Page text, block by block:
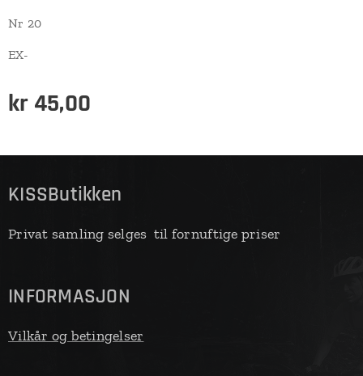
Nr 20
EX-
kr 45,00
KISSButikken
Privat samling selges til fornuftige priser
INFORMASJON
Vilkår og betingelser